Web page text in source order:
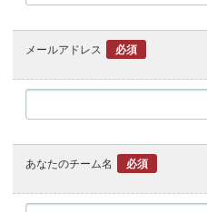
メールアドレス 必須
あなたのチーム名 必須